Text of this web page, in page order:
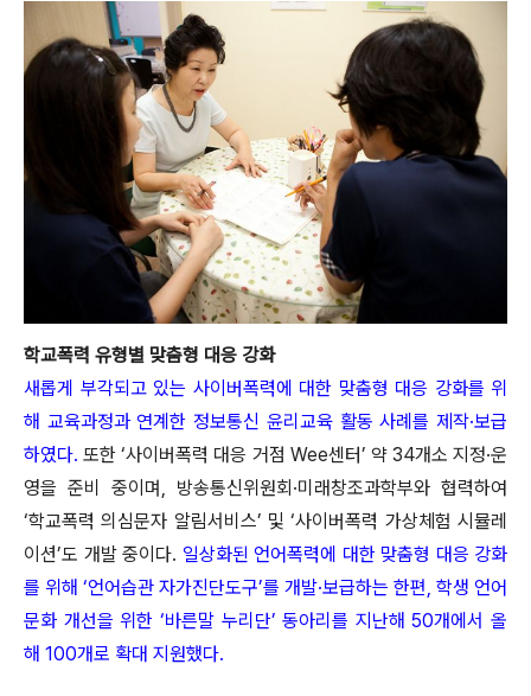
학교폭력 유형별 맞춤형 대응 강화
새롭게 부각되고 있는 사이버폭력에 대한 맞춤형 대응 강화를 위
해 교육과정과 연계한 정보통신 윤리교육 활동 사례를 제작·보급
하였다. 또한 ‘사이버폭력 대응 거점 Wee센터’ 약 34개소 지정·운
영을 준비 중이며, 방송통신위원회·미래창조과학부와 협력하여
‘학교폭력 의심문자 알림서비스’ 및 ‘사이버폭력 가상체험 시뮬레
이션’도 개발 중이다. 일상화된 언어폭력에 대한 맞춤형 대응 강화
를 위해 ‘언어습관 자가진단도구’를 개발·보급하는 한편, 학생 언어
문화 개선을 위한 ‘바른말 누리단’ 동아리를 지난해50개에서 올
해 100개로 확대 지원했다.